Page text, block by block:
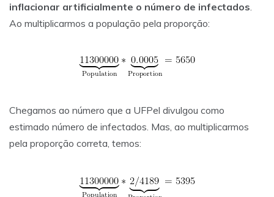
inflacionar artificialmente o número de infectados.
Ao multiplicarmos a população pela proporção:
Chegamos ao número que a UFPel divulgou como
estimado número de infectados. Mas, ao multiplicarmos
pela proporção correta, temos: